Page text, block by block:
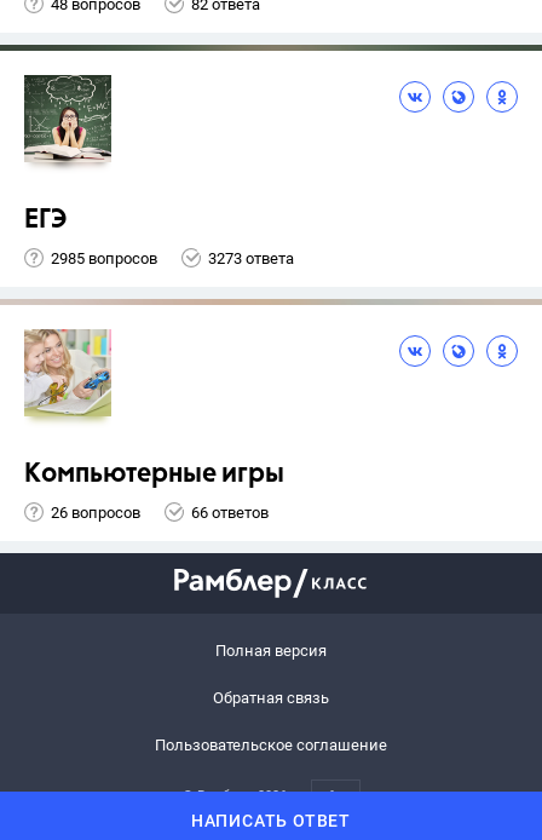
НАПИСАТЬ ОТВЕТ
48 вопросов 82 ответа
ЕГЭ
2985 вопросов 3273 ответа
Компьютерные игры
26 вопросов 66 ответов
Полная версия
Обратная связь
Пользовательское соглашение
© Рамблер,2026 6+